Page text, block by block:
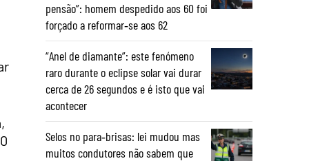
pensão”: homem despedido aos 60 foi
forçado a reformar‑se aos 62
“Anel de diamante”: este fenómeno
raro durante o eclipse solar vai durar
cerca de 26 segundos e é isto que vai
acontecer
Selos no para‑brisas: lei mudou mas
muitos condutores não sabem que